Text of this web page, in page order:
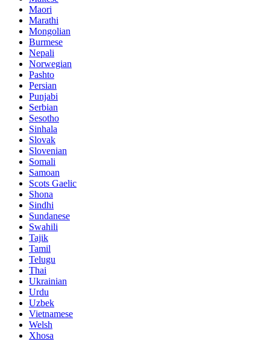
Maori
Marathi
Mongolian
Burmese
Nepali
Norwegian
Pashto
Persian
Punjabi
Serbian
Sesotho
Sinhala
Slovak
Slovenian
Somali
Samoan
Scots Gaelic
Shona
Sindhi
Sundanese
Swahili
Tajik
Tamil
Telugu
Thai
Ukrainian
Urdu
Uzbek
Vietnamese
Welsh
Xhosa